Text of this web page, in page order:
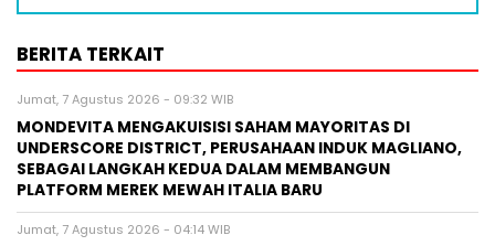
BERITA TERKAIT
Jumat, 7 Agustus 2026 - 09:32 WIB
MONDEVITA MENGAKUISISI SAHAM MAYORITAS DI
UNDERSCORE DISTRICT, PERUSAHAAN INDUK MAGLIANO,
SEBAGAI LANGKAH KEDUA DALAM MEMBANGUN
PLATFORM MEREK MEWAH ITALIA BARU
Jumat, 7 Agustus 2026 - 04:14 WIB